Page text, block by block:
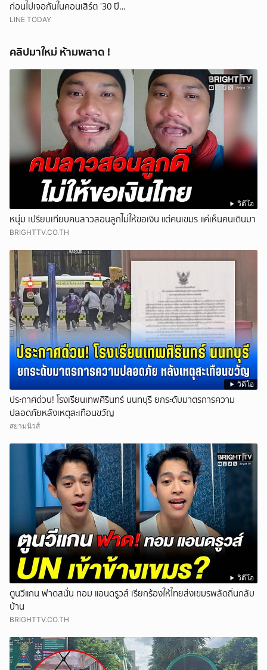
ก่อนไปเจอกันในคอนเสิร์ต '30 ปี
LOSO นานเท่าไรก็รอ'
LINE TODAY
คลิปมาใหม่ ห้ามพลาด !
วิดีโอ
หนุ่ม เปรียบเทียบคนลาวสอนลูกไม่ให้ขอเงิน แต่คนเขมร แค่เห็นคนเดินมา
BRIGHTTV.CO.TH
วิดีโอ
ประกาศด่วน! โรงเรียนเทพศิรินทร์ นนทบุรี ยกระดับมาตรการความ
ปลอดภัยหลังเหตุสะเทือนขวัญ
สยามนิวส์
วิดีโอ
ตูนวีแกน ฟาดสนั่น ทอม แอนดรูวส์ เรียกร้องให้ไทยส่งเขมรพลัดถิ่นกลับ
บ้าน
BRIGHTTV.CO.TH